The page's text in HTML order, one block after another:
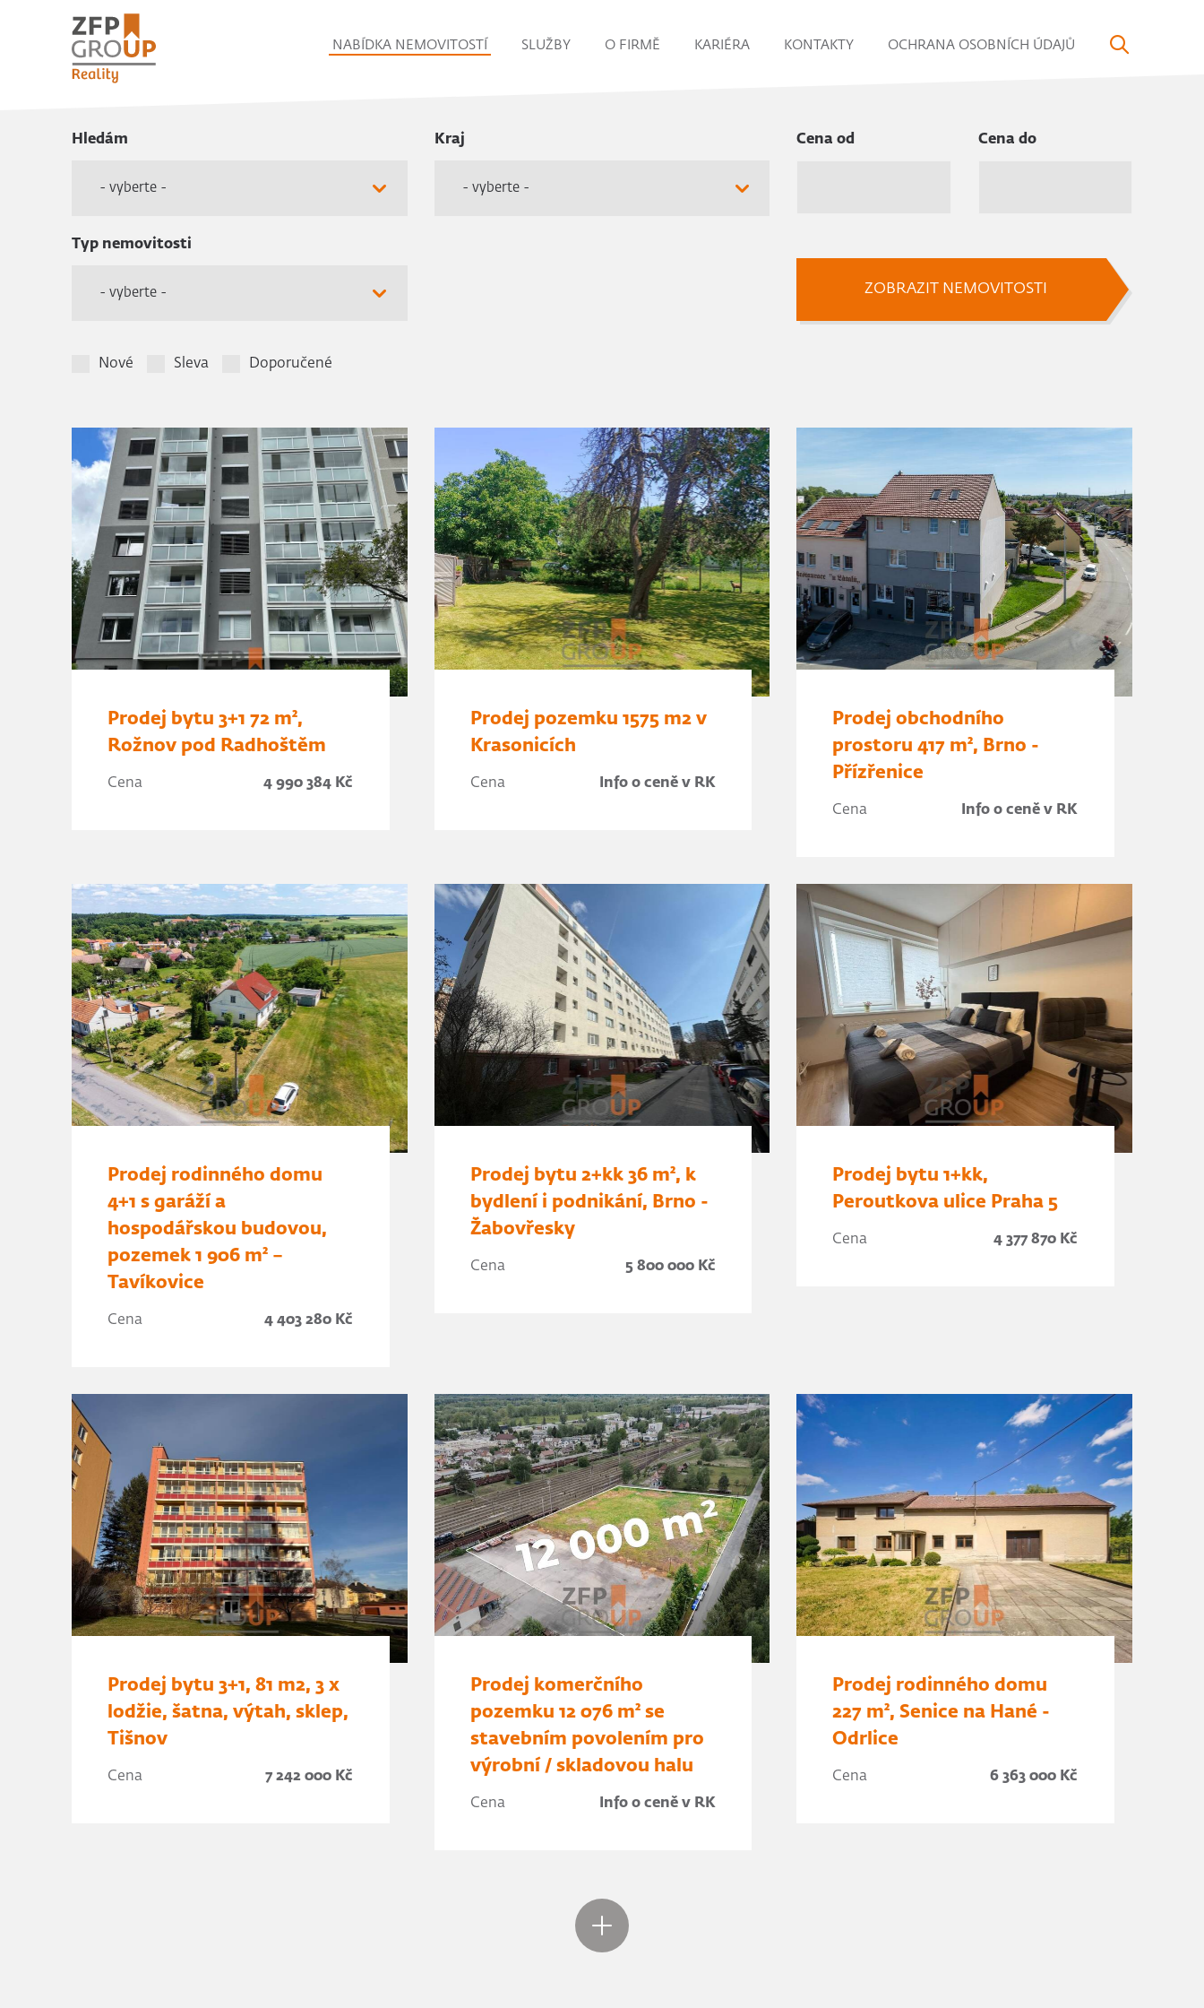
NABÍDKA NEMOVITOSTÍ SLUŽBY O FIRMĚ KARIÉRA KONTAKTY OCHRANA OSOBNÍCH ÚDAJŮ
Hledám
- vyberte -
Kraj
- vyberte -
Cena od Cena do
Typ nemovitosti
- vyberte -
Nové Sleva Doporučené
ZOBRAZIT NEMOVITOSTI
Prodej bytu 3+1 72 m²,
Rožnov pod Radhoštěm
Cena 4 990 384 Kč
Prodej pozemku 1575 m2 v
Krasonicích
Cena Info o ceně v RK
Prodej obchodního
prostoru 417 m², Brno -
Přízřenice
Cena Info o ceně v RK
Prodej rodinného domu
4+1 s garáží a
hospodářskou budovou,
pozemek 1 906 m² –
Tavíkovice
Cena 4 403 280 Kč
Prodej bytu 2+kk 36 m², k
bydlení i podnikání, Brno -
Žabovřesky
Cena 5 800 000 Kč
Prodej bytu 1+kk,
Peroutkova ulice Praha 5
Cena 4 377 870 Kč
Prodej bytu 3+1, 81 m2, 3 x
lodžie, šatna, výtah, sklep,
Tišnov
Cena 7 242 000 Kč
Prodej komerčního
pozemku 12 076 m² se
stavebním povolením pro
výrobní / skladovou halu
Cena Info o ceně v RK
Prodej rodinného domu
227 m², Senice na Hané -
Odrlice
Cena 6 363 000 Kč